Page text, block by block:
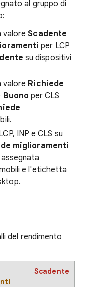
al gruppo di
valoreScadente
per LCP
su dispositivi
valore Richiede
Buono per CLS
INP e CLS su
miglioramenti
assegnata
e l'etichetta
del rendimento
Scadente